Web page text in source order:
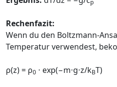
p
Rechenfazit:
Wenn du den Boltzmann-
Temperatur verwendest,
ρ(z) = ρ0 ⋅ exp(−m⋅g⋅z/kBT)